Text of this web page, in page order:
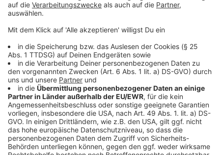
Bei Kreuzungen sind schlecht einsehbare
Straßenverläufe oder überraschende
Vorfahrtsregelungen das Problem. Besonders
schwierig ist es, wenn Radfahrer in beiden Richtungen
auf einem Radweg unterwegs sind. Der Autofahrer
schaut oft nur nach rechts - und übersieht den Radler
von links. "Zu ihrem eigenen Schutz der Radler sollte
hier die Vorfahrtsregelung geändert werden", rät
Zeidler.
Anzeige